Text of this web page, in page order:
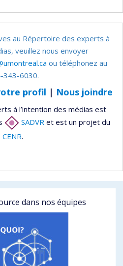
au Répertoire des experts à
veuillez nous envoyer
ou téléphonez au
343-6030.
profil | Nous joindre
à l’intention des médias est
SADVR et est un projet du
CENR.
dans nos équipes